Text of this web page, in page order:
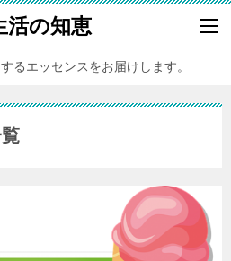
活の知恵
るエッセンスをお届けします。